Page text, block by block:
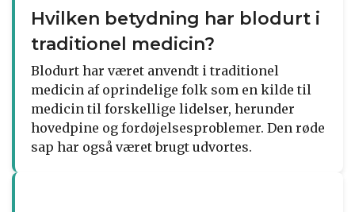
Hvilken betydning har blodurt i
traditionel medicin?
Blodurt har været anvendt i traditionel
medicin af oprindelige folk som en kilde til
medicin til forskellige lidelser, herunder
hovedpine og fordøjelsesproblemer. Den røde
sap har også været brugt udvortes.